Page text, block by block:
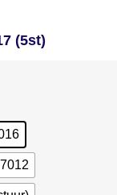
(5st)